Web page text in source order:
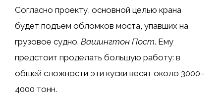
Согласно проекту, основной целью крана
будет подъем обломков моста, упавших на
грузовое судно. Вашингтон Пост. Ему
предстоит проделать большую работу: в
общей сложности эти куски весят около 3000–
4000 тонн.